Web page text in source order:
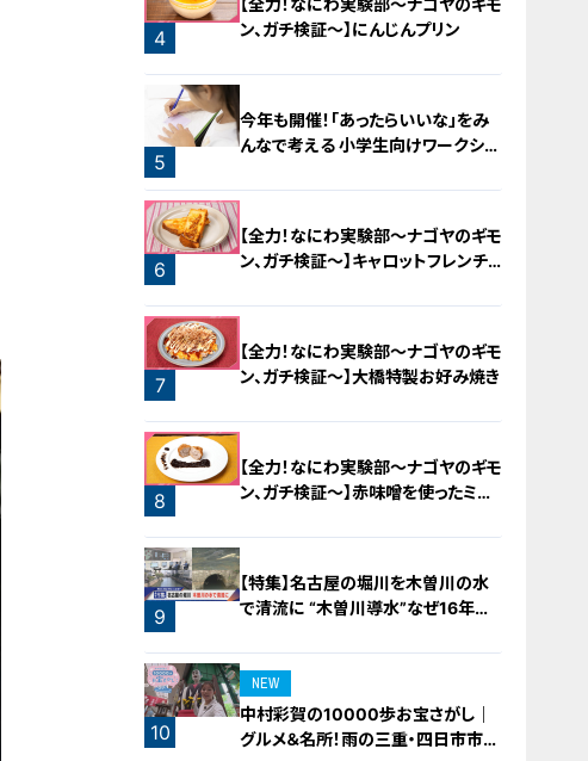
4
【全力！なにわ実験部～ナゴヤのギモ
ン、ガチ検証～】にんじんプリン
5
今年も開催！「あったらいいな」をみ
んなで考える 小学生向けワークショ
6
【全力！なにわ実験部～ナゴヤのギモ
ン、ガチ検証～】キャロットフレンチ
7
【全力！なにわ実験部～ナゴヤのギモ
ン、ガチ検証～】大橋特製お好み焼き
8
【全力！なにわ実験部～ナゴヤのギモ
ン、ガチ検証～】赤味噌を使ったミル
9
【特集】名古屋の堀川を木曽川の水
で清流に “木曽川導水”なぜ16年ぶ
10
NEW
中村彩賀の10000歩お宝さがし｜
グルメ＆名所！雨の三重・四日市市で